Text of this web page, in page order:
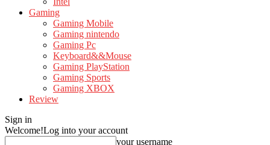
Gaming
Gaming Mobile
Gaming nintendo
Gaming Pc
Keyboard&&Mouse
Gaming PlayStation
Gaming Sports
Gaming XBOX
Review
Sign in
Welcome!Log into your account
your username